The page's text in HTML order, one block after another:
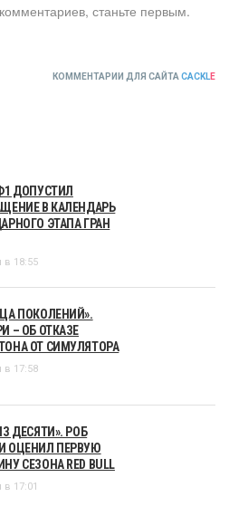
станьте первым.
КОММЕНТАРИИ ДЛЯ САЙТА CACKLE
ДОПУСТИЛ
В КАЛЕНДАРЬ
ЭТАПА ГРАН
в 18:55
ПОКОЛЕНИЙ».
– ОБ ОТКАЗЕ
ОТ СИМУЛЯТОРА
в 17:58
ДЕСЯТИ». РОБ
ОЦЕНИЛ ПЕРВУЮ
СЕЗОНА RED BULL
в 17:01